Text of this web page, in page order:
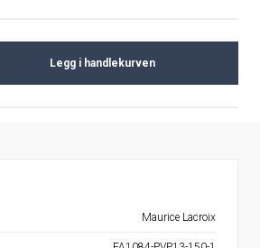
Legg i handlekurven
Maurice Lacroix